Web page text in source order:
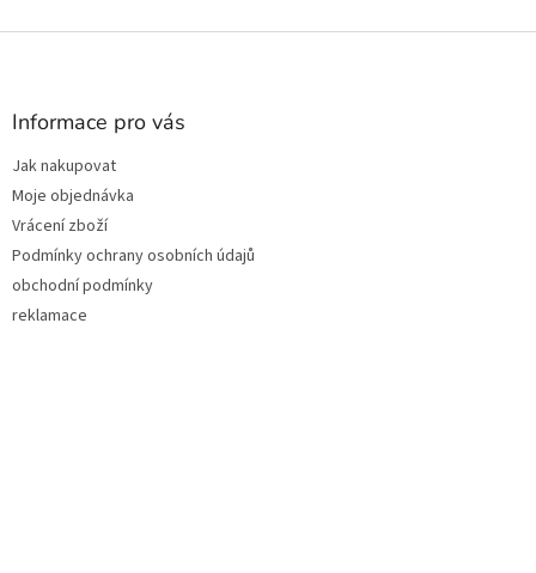
Z
Informace pro vás
Jak nakupovat
Moje objednávka
Vrácení zboží
Podmínky ochrany osobních údajů
obchodní podmínky
reklamace